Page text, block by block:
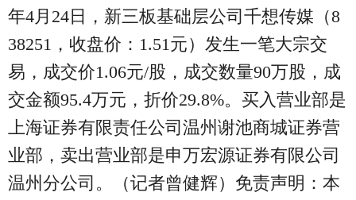
年4月24日，新三板基础层公司千想传媒（8
38251，收盘价：1.51元）发生一笔大宗交
易，成交价1.06元/股，成交数量90万股，成
交金额95.4万元，折价29.8%。买入营业部是
上海证券有限责任公司温州谢池商城证券营
业部，卖出营业部是申万宏源证券有限公司
温州分公司。（记者曾健辉）免责声明：本